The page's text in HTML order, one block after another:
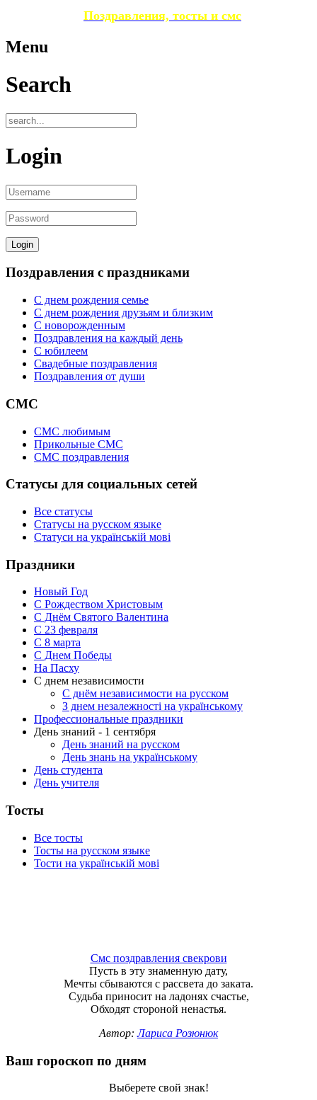
Поздравления, тосты и смс
Menu
Search
Login
Поздравления с праздниками
С днем рождения семье
С днем рождения друзьям и близким
C новорожденным
Поздравления на каждый день
С юбилеем
Свадебные поздравления
Поздравления от души
СМС
СМС любимым
Прикольные СМС
СМС поздравления
Статусы для социальных сетей
Все статусы
Статусы на русском языке
Статуси на українській мові
Праздники
Новый Год
С Рождеством Христовым
С Днём Святого Валентина
С 23 февраля
C 8 марта
С Днем Победы
На Пасху
С днем независимости
С днём независимости на русском
З днем незалежності на українському
Профессиональные праздники
День знаний - 1 сентября
День знаний на русском
День знань на українському
День студента
День учителя
Тосты
Все тосты
Тосты на русском языке
Тости на українській мові
Смс поздравления свекрови
Пусть в эту знаменную дату,
Мечты сбываются с рассвета до заката.
Судьба приносит на ладонях счастье,
Обходят стороной ненастья.
Автор:Лариса Розюнюк
Ваш гороскоп по дням
Выберете свой знак!